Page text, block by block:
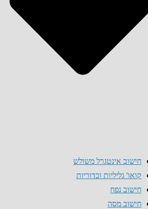
חישוב אינטגרל משולש
קואו' גליליות וכדוריות
חישוב נפח
חישוב מסה